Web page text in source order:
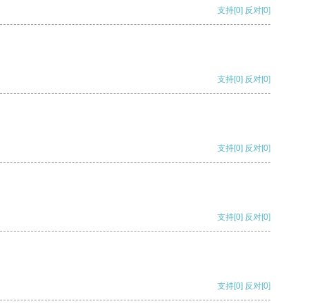
支持[0] 反对[0]
支持[0] 反对[0]
支持[0] 反对[0]
支持[0] 反对[0]
支持[0] 反对[0]